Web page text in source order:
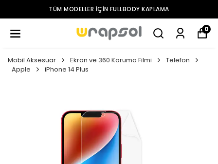
TÜM MODELLER IÇIN FULLBODY KAPLAMA
0
Mobil Aksesuar Ekran ve 360 Koruma Filmi
Telefon
Apple
iPhone 14 Plus